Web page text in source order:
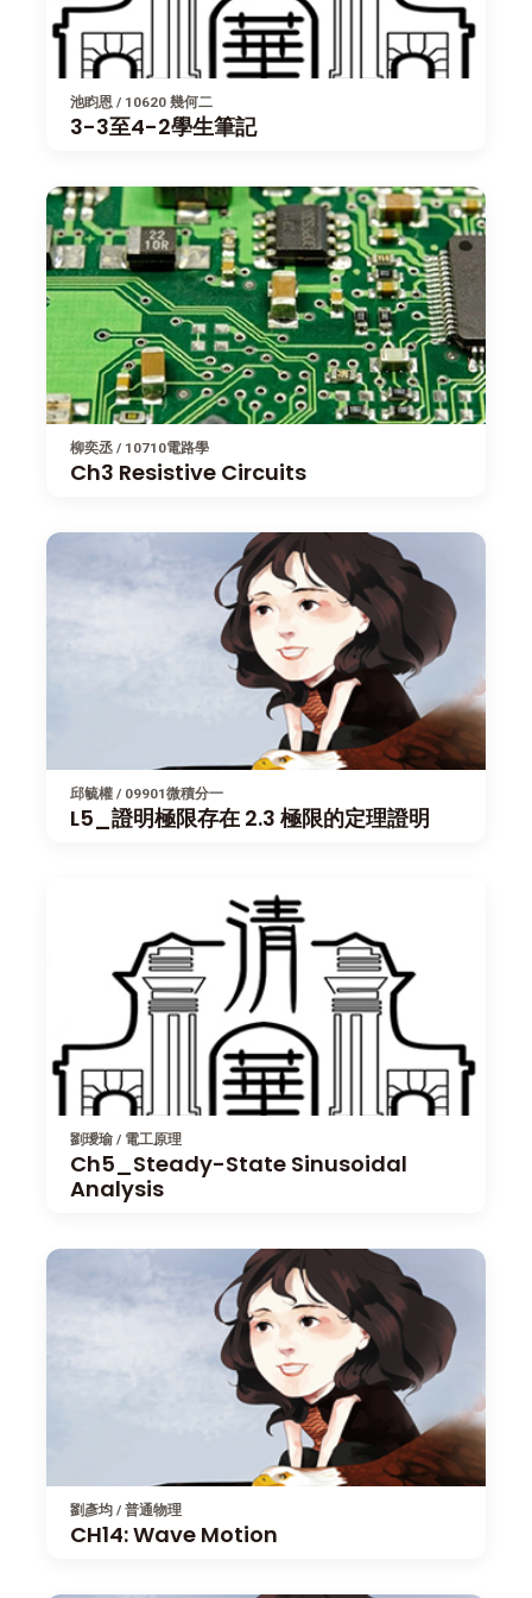
池盷恩 / 10620 幾何二
3-3至4-2學生筆記
柳奕丞 / 10710電路學
Ch3 Resistive Circuits
邱毓權 / 09901微積分一
L5_證明極限存在 2.3 極限的定理證明
劉璦瑜 / 電工原理
Ch5_Steady-State Sinusoidal
Analysis
劉彥均 / 普通物理
CH14: Wave Motion